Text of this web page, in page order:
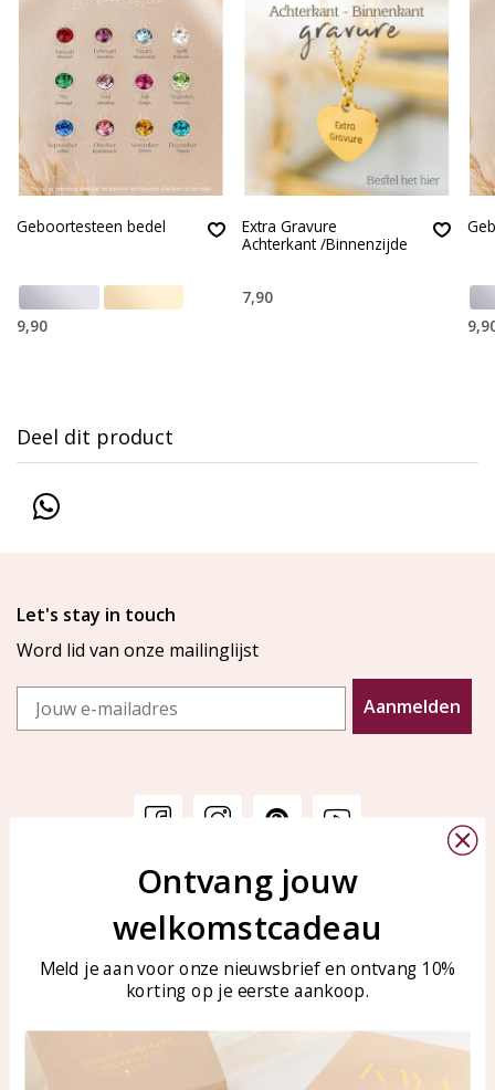
Geboortesteen bedel
9,90
Extra Gravure
Achterkant /Binnenzijde
7,90
Deel dit product
Let's stay in touch
Word lid van onze mailinglijst
Email
Aanmelden
Veelgestelde vragen
Sieraden onderhouden
KAYA Sieraden
Bellen of WhatsApp Ma-Vr
tussen 09:00-17:00
Tel: 0850003187
WhatsApp: 0850003187
klantenservice@kayasierade
Ontvang jouw
welkomstcadeau
Meld je aan voor onze nieuwsbrief en ontvang 10%
korting op je eerste aankoop.